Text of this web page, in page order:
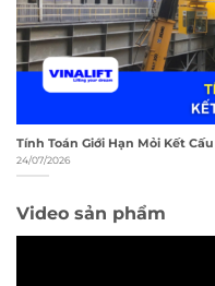
Tính Toán Giới Hạn Mỏi Kết
24/07/2026
Video sản phẩm